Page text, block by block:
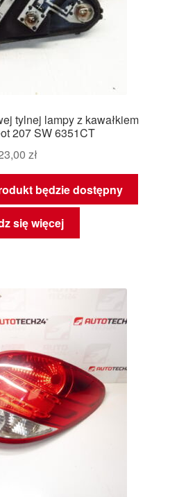
tylnej lampy z kawałkiem
207 SW 6351CT
zł
będzie dostępny
się więcej